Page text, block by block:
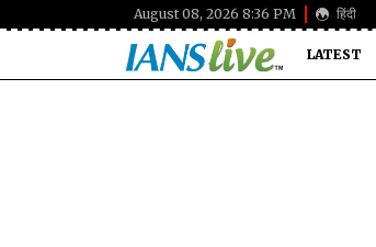
August 08, 2026 8:36 PM हिंदी
LATEST